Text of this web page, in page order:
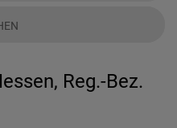
Reg.-Bez.